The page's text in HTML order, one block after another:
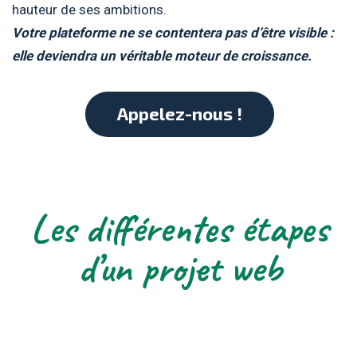
hauteur de ses ambitions.
Votre plateforme ne se contentera pas d’être visible :
elle deviendra un véritable moteur de croissance.
Appelez-nous !
Les différentes étapes
d’un projet web